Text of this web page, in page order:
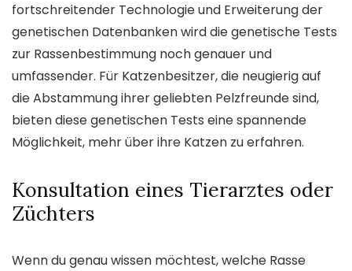
fortschreitender Technologie und Erweiterung der
genetischen Datenbanken wird die genetische Tests
zur Rassenbestimmung noch genauer und
umfassender. Für Katzenbesitzer, die neugierig auf
die Abstammung ihrer geliebten Pelzfreunde sind,
bieten diese genetischen Tests eine spannende
Möglichkeit, mehr über ihre Katzen zu erfahren.
Konsultation eines Tierarztes oder
Züchters
Wenn du genau wissen möchtest, welche Rasse